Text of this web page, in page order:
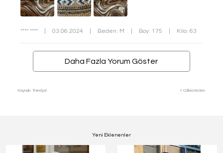
**** **** 03.06.2024 Beden: M Boy: 175 Kilo: 63
Daha Fazla Yorum Göster
Kaynak: Trendyol ⚡ CollectAction
Yeni Eklenenler